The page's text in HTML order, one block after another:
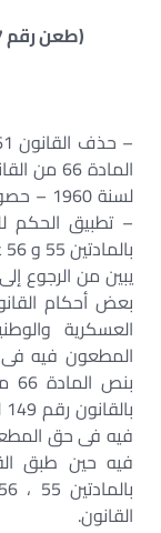
(طعن رقم 2077 سنة 17 ق جلسة 15/6/1948)
– تطبيق الحكم
بالمادتين 55 و 56 عقوبات – لا مخالفة للقانون.
العسكرية
المطعون فيه
فيه فى حق
فيه حين طبق
القانون.